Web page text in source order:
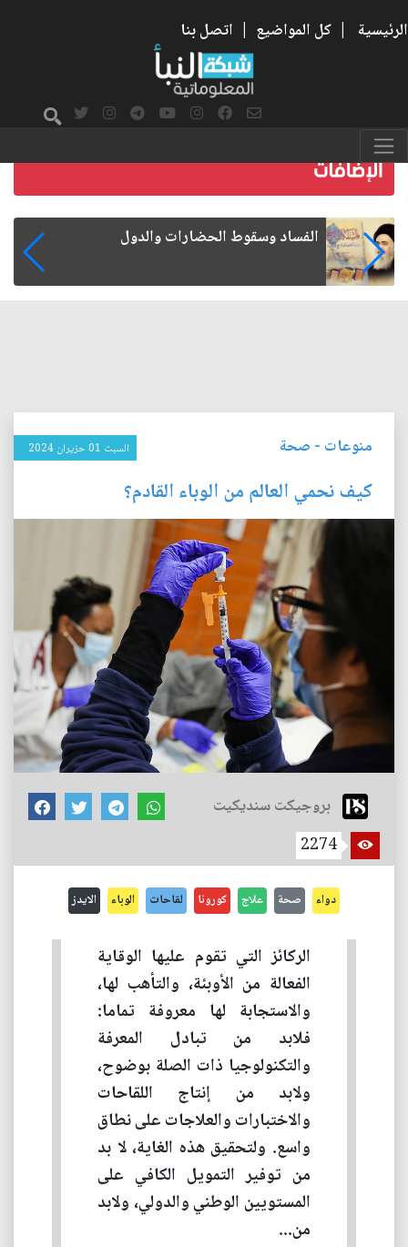
الرئيسية | كل المواضيع | اتصل بنا
رواتب الموظفين على صفيح ساخن
منوعات - صحة السبت 01 حزيران 2024
كيف نحمي العالم من الوباء القادم؟
بروجيكت سنديكيت
2274
دواء صحة علاج كورونا لقاحات الوباء الايدز
الركائز التي تقوم عليها الوقاية
الفعالة من الأوبئة، والتأهب لها،
والاستجابة لها معروفة تماما:
فلابد من تبادل المعرفة
والتكنولوجيا ذات الصلة بوضوح،
ولابد من إنتاج اللقاحات
والاختبارات والعلاجات على نطاق
واسع. ولتحقيق هذه الغاية، لا بد
من توفير التمويل الكافي على
المستويين الوطني والدولي، ولابد
من...